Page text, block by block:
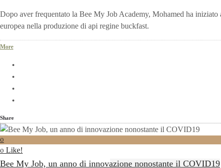
Dopo aver frequentato la Bee My Job Academy, Mohamed ha
europea nella produzione di api regine buckfast.
More
Share
0
0 Like!
Bee My Job, un anno di innovazione nonostante il COVID19